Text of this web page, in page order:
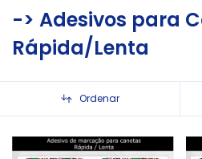
-> Adesivos para
Rápida/Lenta
Ordenar